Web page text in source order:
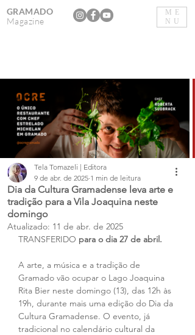
ME
NU
GRAMADO
Magazine
Dia da Cultura Gramadense leva arte e
tradição para a Vila Joaquina neste
domingo
Tela Tomazeli | Editora
9 de abr. de 2025 1 min de leitura
Atualizado: 11 de abr. de 2025
TRANSFERIDO para o dia 27 de abril.
A arte, a música e a tradição de
Gramado vão ocupar o Lago Joaquina
Rita Bier neste domingo (13), das 12h às
19h, durante mais uma edição do Dia da
Cultura Gramadense. O evento, já
tradicional no calendário cultural da